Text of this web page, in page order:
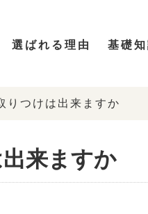
選ばれる理由 基礎
りつけは出来ますか
来ますか